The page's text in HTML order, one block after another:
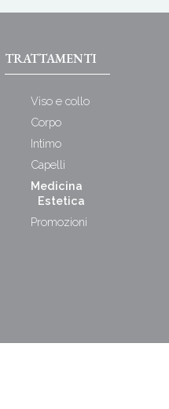
TRATTAMENTI
Viso e collo
Corpo
Intimo
Capelli
Medicina
Estetica
Promozioni